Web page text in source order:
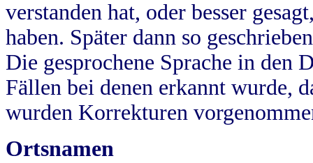
verstanden hat, oder besser
haben. Später dann so
Die gesprochene Sprache in
Fällen bei denen erkannt wurde,
wurden Korrekturen
Ortsnamen